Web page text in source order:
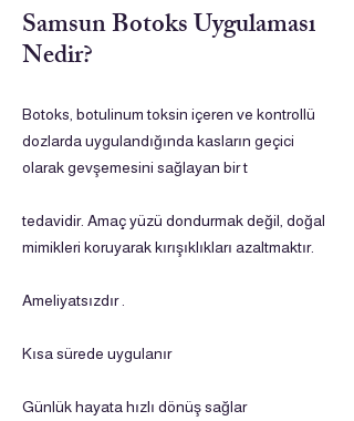
Samsun Botoks Uygulaması
Nedir?
Botoks, botulinum toksin içeren ve kontrollü
dozlarda uygulandığında kasların geçici
olarak gevşemesini sağlayan bir t
tedavidir. Amaç yüzü dondurmak değil, doğal
mimikleri koruyarak kırışıklıkları azaltmaktır.
Ameliyatsızdır .
Kısa sürede uygulanır
Günlük hayata hızlı dönüş sağlar